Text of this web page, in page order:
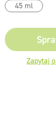
45 ml
Zapytaj